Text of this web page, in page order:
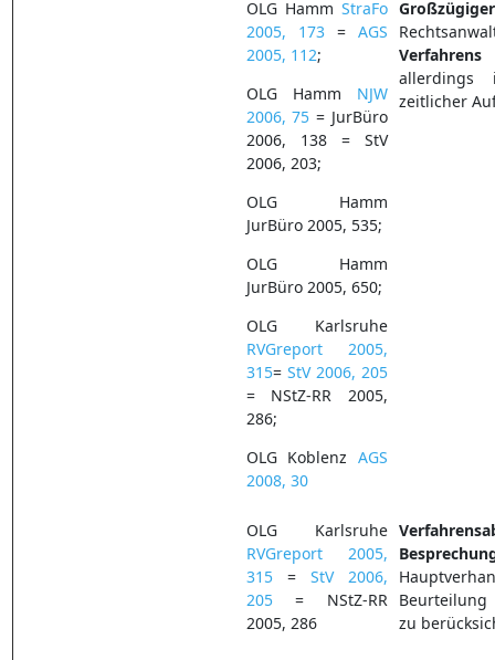
OLG Hamm StraFo
2005, 173= AGS
2005, 112;
OLG Hamm NJW
2006, 75 = JurBüro
2006, 138 = StV
2006, 203;
OLG Hamm
JurBüro 2005, 535;
OLG Hamm
JurBüro 2005, 650;
OLG Karlsruhe
RVGreport 2005,
315= StV 2006, 205
= NStZ-RR 2005,
286;
OLG Koblenz AGS
2008, 30
Verfahrens
allerdings
zeitlicher
OLG Karlsruhe
RVGreport 2005,
315= StV 2006,
205= NStZ-RR
2005, 286
zu